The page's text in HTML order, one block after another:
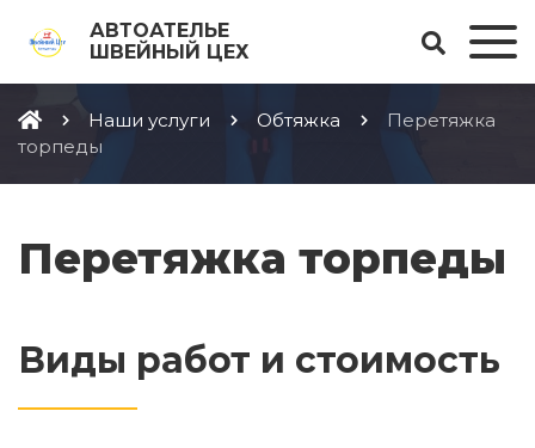
АВТОАТЕЛЬЕ
ШВЕЙНЫЙ ЦЕХ
Наши услуги Обтяжка
Перетяжка
торпеды
Перетяжка торпеды
Виды работ и стоимость